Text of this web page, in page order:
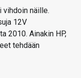
vihdoin näille.
12V
2010. Ainakin HP,
tehdään